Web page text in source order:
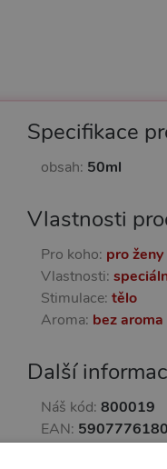
Specifikace
obsah: 50ml
Vlastnosti
Pro koho: pro ženy
Vlastnosti:
Stimulace: tělo
Aroma: bez aroma
Další
Náš kód: 800019
EAN: